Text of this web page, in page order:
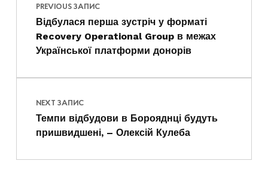
PREVIOUS ЗАПИС
Відбулася перша зустріч у форматі
Recovery Operational Group в межах
Української платформи донорів
NEXT ЗАПИС
Темпи відбудови в Борояднці будуть
пришвидшені, – Олексій Кулеба